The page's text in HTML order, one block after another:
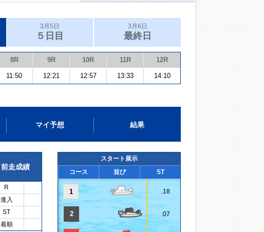
3月5日
５日目
3月6日
最終日
8R 9R 10R 11R 12R
11:50 12:21 12:57 13:33 14:10
マイ予想 結果
前走成績
R
進入
ST
着順
スタート展示
コース
並び ST
1 .18
2 .07